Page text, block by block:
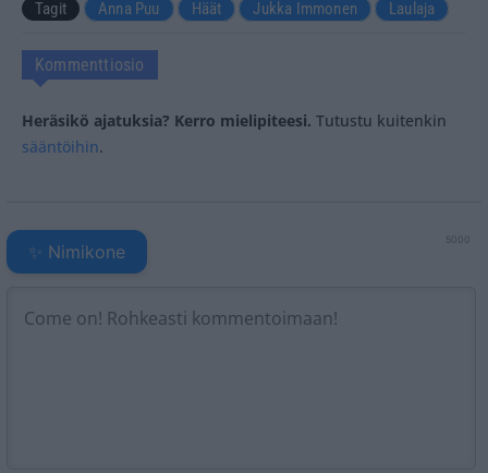
Tagit Anna Puu Häät Jukka Immonen Laulaja
Kommenttiosio
Heräsikö ajatuksia? Kerro mielipiteesi. Tutustu kuitenkin
sääntöihin.
5000
✨ Nimikone